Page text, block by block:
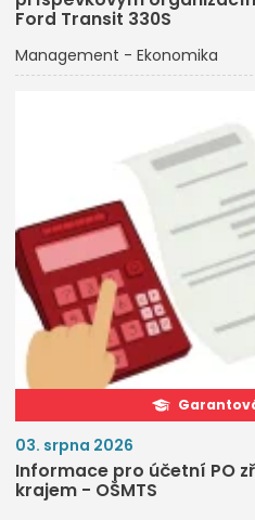
Ford Transit 330S
Management - Ekonomika
03. srpna 2026
Informace pro účetní PO
krajem - OŠMTS